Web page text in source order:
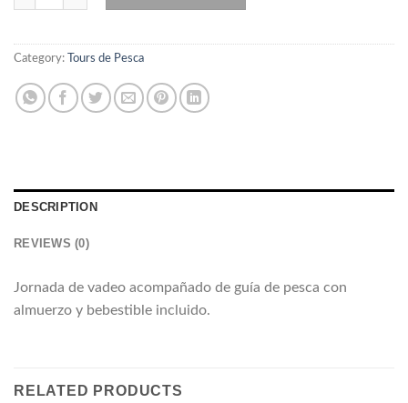
Category: Tours de Pesca
DESCRIPTION
REVIEWS (0)
Jornada de vadeo acompañado de guía de pesca con
almuerzo y bebestible incluido.
RELATED PRODUCTS